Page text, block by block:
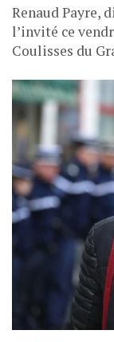
Renaud Payre,
l’invité ce
Coulisses du